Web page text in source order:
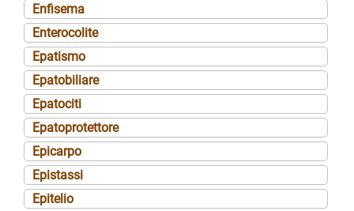
Enfisema
Enterocolite
Epatismo
Epatobiliare
Epatociti
Epatoprotettore
Epicarpo
Epistassi
Epitelio